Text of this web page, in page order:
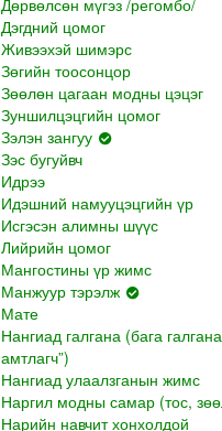
Дөрвөлсөн мүгэз /регомбо/
Дэгдний цомог
Живээхэй шимэрс
Зөгийн тоосонцор
Зөөлөн цагаан модны цэцэг
Зуншилцэцгийн цомог
Зэлэн зангуу
Зэс бугуйвч
Идрээ
Идэшний намууцэцгийн үр
Исгэсэн алимны шүүс
Лийрийн цомог
Мангостины үр жимс
Манжуур тэрэлж
Мате
Нангиад галгана (бага
амтлагч”)
Нангиад улаалзганын жимс
Наргил модны самар (тос,
Нарийн навчит хонхолдой